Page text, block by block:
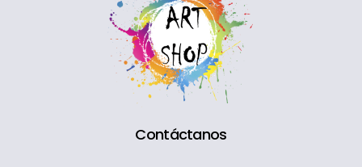
Contáctanos